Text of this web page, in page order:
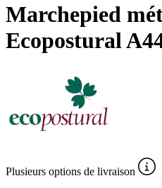
Marchepied
Ecopostural
Plusieurs options de livraison